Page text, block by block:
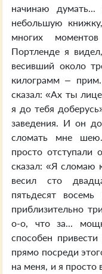
начинаю
небольшую
многих
Портленде я
весивший около
килограмм –
сказал: «Ах ты
я до тебя
заведения. И он
сломать мне
просто отступали
сказал: «Я сломаю
весил сто
пятьдесят
приблизительно
о-о, что за...
способен
прямо посреди
на меня, и я